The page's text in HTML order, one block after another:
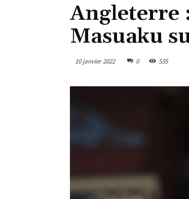
Angleterre
Masuaku
10 janvier 2022 0 535